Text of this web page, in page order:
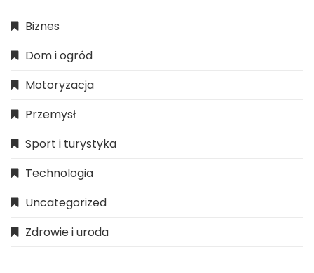
Biznes
Dom i ogród
Motoryzacja
Przemysł
Sport i turystyka
Technologia
Uncategorized
Zdrowie i uroda